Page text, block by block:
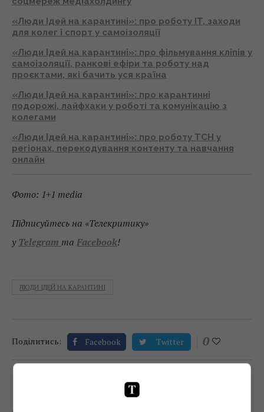
«Люди Ідей на карантині»: про роботу IT, заходи
для колег і спорт у самоізоляції
«Люди Ідей на карантині»: про фільмування кліпів у
самоізоляції, ранкові ефіри та роботу над
проєктами, які бачить уся країна
«Люди Ідей на карантині»: про карантинні
подорожі, лайфхаки у роботі та комунікацію з
колегами
«Люди Ідей на карантині»: про роботу ТСН у
регіонах, перекодування контенту та навчання
онлайн
Фото: 1+1 media
Підписуйтесь на «Телекритику»
у Telegram та Facebook!
ЛЮДИ ІДЕЙ НА КАРАНТИНІ
Поділитись: Facebook Twitter 0
TELEKRITIKA